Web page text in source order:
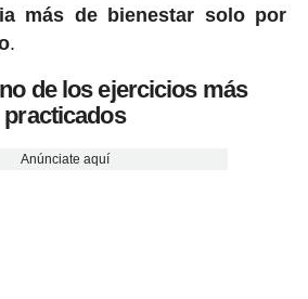
más de bienestar solo por
.
de los ejercicios más
practicados
Anúnciate aquí